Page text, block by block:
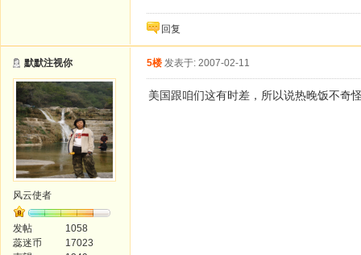
回复
默默注视你
风云使者
发帖
1058
蕊迷币
17023
5楼 发表于: 2007-02-11
美国跟咱们这有时差，所以说热晚饭不奇